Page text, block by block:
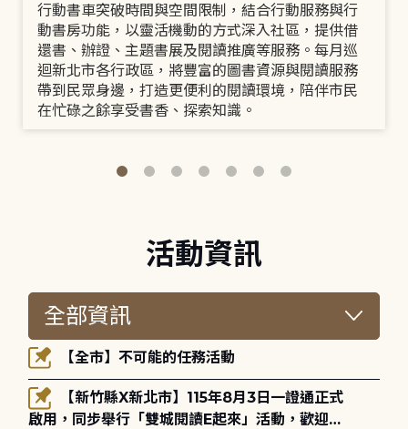
行動書車突破時間與空間限制，結合行動服務與行
動書房功能，以靈活機動的方式深入社區，提供借
還書、辦證、主題書展及閱讀推廣等服務。每月巡
迴新北市各行政區，將豐富的圖書資源與閱讀服務
帶到民眾身邊，打造更便利的閱讀環境，陪伴市民
在忙碌之餘享受書香、探索知識。
活動資訊
【全市】不可能的任務活動
啟用，同步舉行「雙城閱讀E起來」活動，歡迎踴